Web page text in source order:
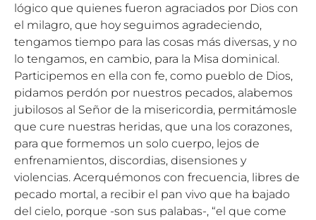
lógico que quienes fueron agraciados por Dios con
el milagro, que hoy seguimos agradeciendo,
tengamos tiempo para las cosas más diversas, y no
lo tengamos, en cambio, para la Misa dominical.
Participemos en ella con fe, como pueblo de Dios,
pidamos perdón por nuestros pecados, alabemos
jubilosos al Señor de la misericordia, permitámosle
que cure nuestras heridas, que una los corazones,
para que formemos un solo cuerpo, lejos de
enfrenamientos, discordias, disensiones y
violencias. Acerquémonos con frecuencia, libres de
pecado mortal, a recibir el pan vivo que ha bajado
del cielo, porque -son sus palabas-, “el que come